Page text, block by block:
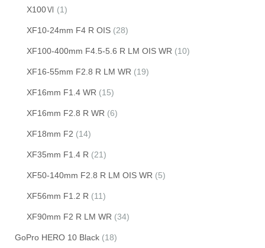
X100Ⅵ (1)
XF10-24mm F4 R OIS (28)
XF100-400mm F4.5-5.6 R LM OIS WR (10)
XF16-55mm F2.8 R LM WR (19)
XF16mm F1.4 WR (15)
XF16mm F2.8 R WR (6)
XF18mm F2 (14)
XF35mm F1.4 R (21)
XF50-140mm F2.8 R LM OIS WR (5)
XF56mm F1.2 R (11)
XF90mm F2 R LM WR (34)
GoPro HERO 10 Black (18)